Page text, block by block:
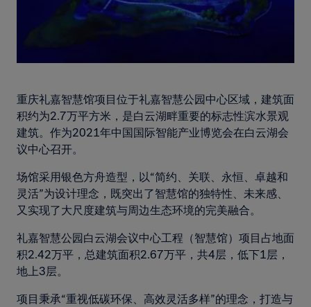
重庆礼嘉智慧馆项目位于礼嘉智慧公园中心区域，建筑面
积约为2.7万平方米，是白云湖畔重要的标志性滨水景观
建筑。作为2021年中国国际智能产业博览会在白云湖会
议中心召开。
场馆采用银色方舟造型，以“简约、关联、永恒、卓越和
灵活”为设计理念，既突出了智慧馆的独特性、未来感、
又实现了大尺度建筑与周边生态环境的完美融合。
礼嘉智慧公园白云湖会议中心工程（智慧馆）项目占地面
积2.42万平，总建筑面积2.67万平，共4层，低下1层，
地上3层。
项目秉承“重视低碳环保、高效灵活多样”的理念，打造与